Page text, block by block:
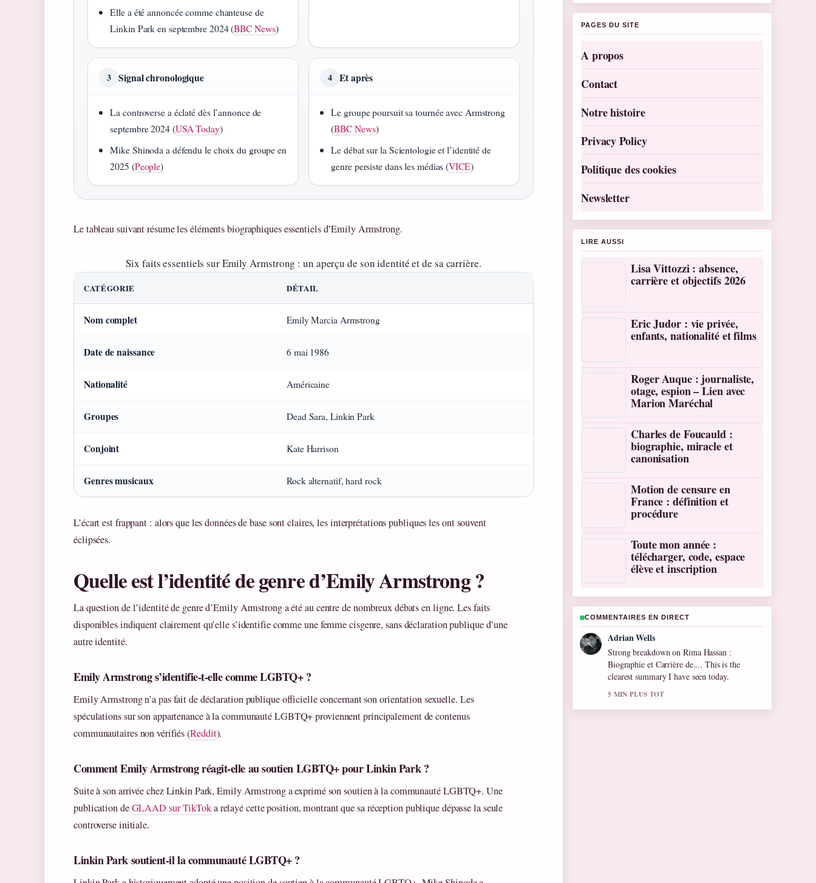
Elle a été annoncée comme chanteuse de
Linkin Park en septembre 2024 (BBC News)
3 Signal chronologique
La controverse a éclaté dès l’annonce de
septembre 2024 (USA Today)
Mike Shinoda a défendu le choix du groupe en
2025 (People)
4 Et après
Le groupe poursuit sa tournée avec Armstrong
(BBC News)
Le débat sur la Scientologie et l’identité de
genre persiste dans les médias (VICE)
Le tableau suivant résume les éléments biographiques essentiels d’Emily Armstrong.
Six faits essentiels sur Emily Armstrong : un aperçu de son identité et de sa carrière.
CATÉGORIE DÉTAIL
Nom complet Emily Marcia Armstrong
Date de naissance 6 mai 1986
Nationalité Américaine
Groupes Dead Sara, Linkin Park
Conjoint Kate Harrison
Genres musicaux Rock alternatif, hard rock
L’écart est frappant : alors que les données de base sont claires, les interprétations publiques les ont souvent
éclipsées.
Quelle est l’identité de genre d’Emily Armstrong ?
La question de l’identité de genre d’Emily Armstrong a été au centre de nombreux débats en ligne. Les faits
disponibles indiquent clairement qu’elle s’identifie comme une femme cisgenre, sans déclaration publique d’une
autre identité.
Emily Armstrong s’identifie-t-elle comme LGBTQ+ ?
Emily Armstrong n’a pas fait de déclaration publique officielle concernant son orientation sexuelle. Les
spéculations sur son appartenance à la communauté LGBTQ+ proviennent principalement de contenus
communautaires non vérifiés (Reddit).
Comment Emily Armstrong réagit-elle au soutien LGBTQ+ pour Linkin Park ?
Suite à son arrivée chez Linkin Park, Emily Armstrong a exprimé son soutien à la communauté LGBTQ+. Une
publication deGLAAD sur TikToka relayé cette position, montrant que sa réception publique dépasse la seule
controverse initiale.
Linkin Park soutient-il la communauté LGBTQ+ ?
PAGES DU SITE
A propos
Contact
Notre histoire
Privacy Policy
Politique des cookies
Newsletter
LIRE AUSSI
Lisa Vittozzi : absence,
carrière et objectifs 2026
Eric Judor : vie privée,
enfants, nationalité et films
Roger Auque : journaliste,
otage, espion – Lien avec
Marion Maréchal
Charles de Foucauld :
biographie, miracle et
canonisation
Motion de censure en
France : définition et
procédure
Toute mon année :
télécharger, code, espace
élève et inscription
COMMENTAIRES EN DIRECT
Sara Lind
Following Alain Robert : les chutes, records
et... closely - appreciate the balanced tone
here.
7 MIN PLUS TOT